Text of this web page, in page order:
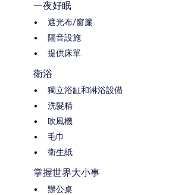
一夜好眠
遮光布/窗簾
隔音設施
提供床單
衛浴
獨立浴缸和淋浴設備
洗髮精
吹風機
毛巾
衛生紙
掌握世界大小事
辦公桌